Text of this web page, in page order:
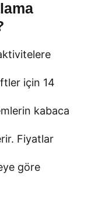
için 14
kabaca
Fiyatlar
göre